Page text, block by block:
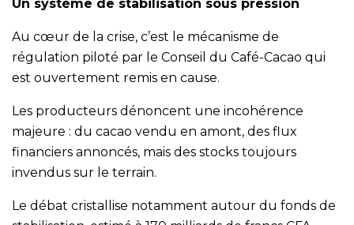
Un système de stabilisation sous pression
Au cœur de la crise, c’est le mécanisme de
régulation piloté par le Conseil du Café-Cacao qui
est ouvertement remis en cause.
Les producteurs dénoncent une incohérence
majeure : du cacao vendu en amont, des flux
financiers annoncés, mais des stocks toujours
invendus sur le terrain.
Le débat cristallise notamment autour du fonds de